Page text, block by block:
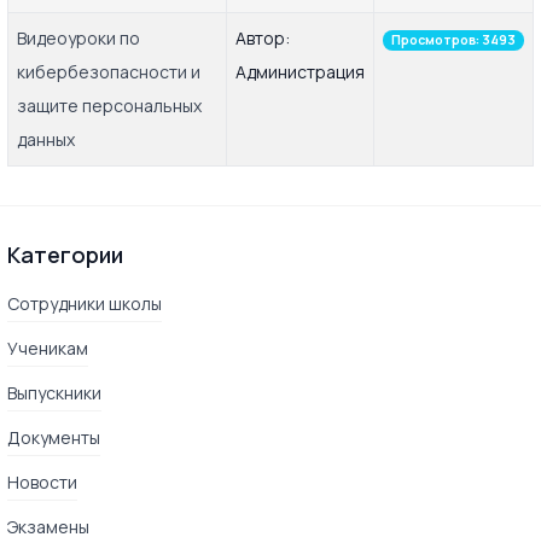
Видеоуроки по
кибербезопасности и
защите персональных
данных
Автор:
Администрация
Просмотров: 3493
Категории
Сотрудники школы
Ученикам
Выпускники
Документы
Новости
Экзамены